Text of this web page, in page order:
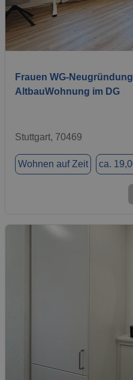
Frauen WG-
AltbauWohnung im DG
Stuttgart, 70469
Wohnen auf Zeit ca.